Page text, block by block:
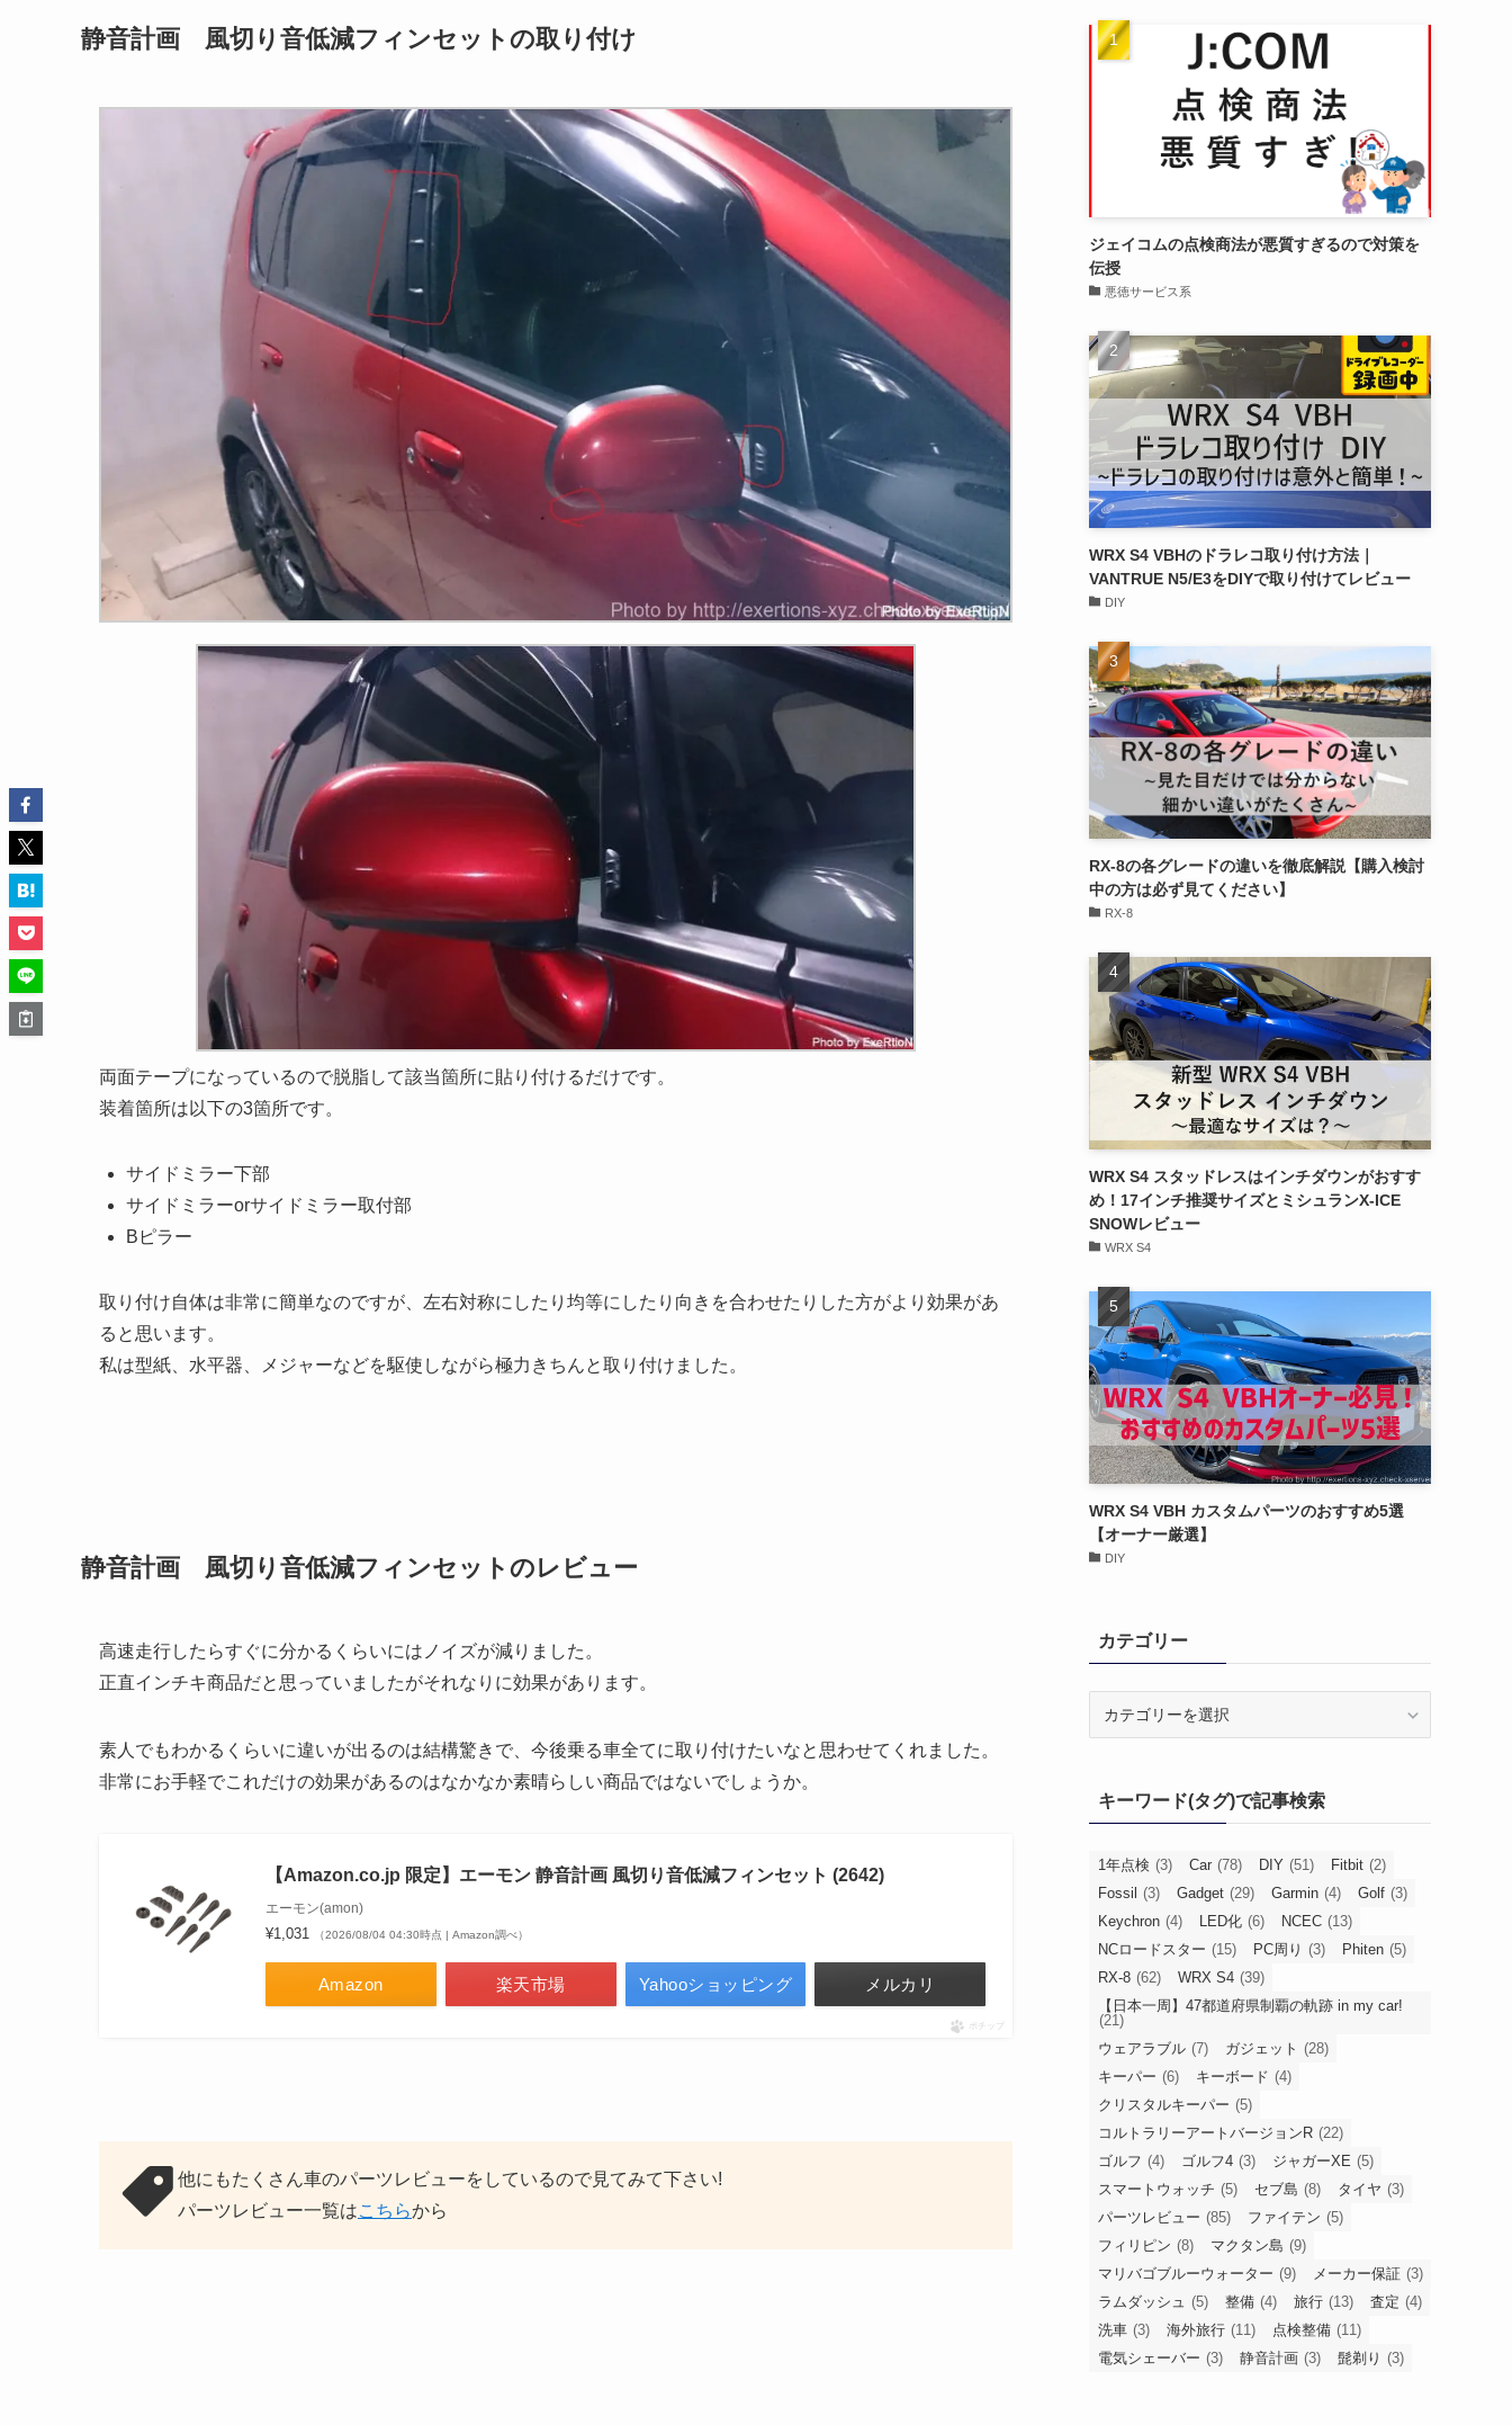
静音計画 風切り音低減フィンセットの取り付け
両面テープになっているので脱脂して該当箇所に貼り付けるだけです。
装着箇所は以下の3箇所です。
サイドミラー下部
サイドミラーorサイドミラー取付部
Bピラー
取り付け自体は非常に簡単なのですが、左右対称にしたり均等にしたり向きを合わせたりした方がより効果があ
ると思います。
私は型紙、水平器、メジャーなどを駆使しながら極力きちんと取り付けました。
静音計画 風切り音低減フィンセットのレビュー
高速走行したらすぐに分かるくらいにはノイズが減りました。
正直インチキ商品だと思っていましたがそれなりに効果があります。
素人でもわかるくらいに違いが出るのは結構驚きで、今後乗る車全てに取り付けたいなと思わせてくれました。
非常にお手軽でこれだけの効果があるのはなかなか素晴らしい商品ではないでしょうか。
【Amazon.co.jp 限定】エーモン 静音計画 風切り音低減フィンセット (2642)
エーモン(amon)
¥1,031 （2026/08/04 04:30時点 | Amazon調べ）
Amazon 楽天市場 Yahooショッピング メルカリ
ポチップ
他にもたくさん車のパーツレビューをしているので見てみて下さい!
パーツレビュー一覧はこちらから
ジェイコムの点検商法が悪質すぎるので対策を
伝授
悪徳サービス系
WRX S4 VBHのドラレコ取り付け方法｜
VANTRUE N5/E3をDIYで取り付けてレビュー
DIY
RX-8の各グレードの違いを徹底解説【購入検討
中の方は必ず見てください】
RX-8
WRX S4 スタッドレスはインチダウンがおすす
め！17インチ推奨サイズとミシュランX-ICE
SNOWレビュー
WRX S4
WRX S4 VBH カスタムパーツのおすすめ5選
【オーナー厳選】
DIY
カテゴリー
ーキーワード(タグ)で記事検索
1年点検 (3) Car (78) DIY (51) Fitbit (2)
Fossil (3) Gadget (29) Garmin (4) Golf (3)
Keychron (4) LED化 (6) NCEC (13)
NCロードスター (15) PC周り (3) Phiten (5)
RX-8 (62) WRX S4 (39)
【日本一周】47都道府県制覇の軌跡 in my car!
(21)
ウェアラブル (7) ガジェット (28)
キーパー (6) キーボード (4)
クリスタルキーパー (5)
コルトラリーアートバージョンR (22)
ゴルフ (4) ゴルフ4 (3) ジャガーXE (5)
スマートウォッチ (5) セブ島 (8) タイヤ (3)
パーツレビュー (85) ファイテン (5)
フィリピン (8) マクタン島 (9)
マリバゴブルーウォーター (9) メーカー保証 (3)
ラムダッシュ (5) 整備 (4) 旅行 (13) 査定 (4)
洗車 (3) 海外旅行 (11) 点検整備 (11)
電気シェーバー (3) 静音計画 (3) 髭剃り (3)